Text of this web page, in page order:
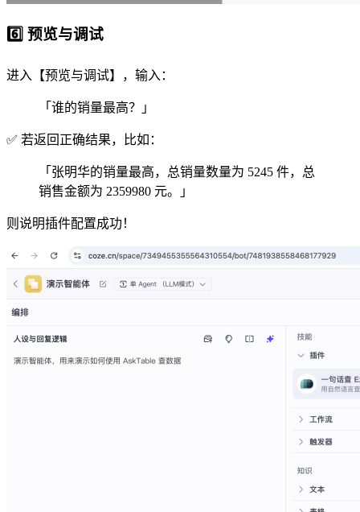
6️⃣ 预览与调试
进入【预览与调试】，输入：
「谁的销量最高？」
✅ 若返回正确结果，比如：
「张明华的销量最高，总销量数量为 5245 件，总
销售金额为 2359980 元。」
则说明插件配置成功！